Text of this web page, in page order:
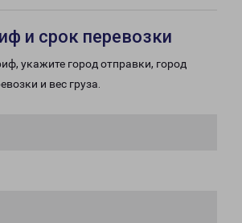
и срок перевозки
укажите город отправки, город
и вес груза.